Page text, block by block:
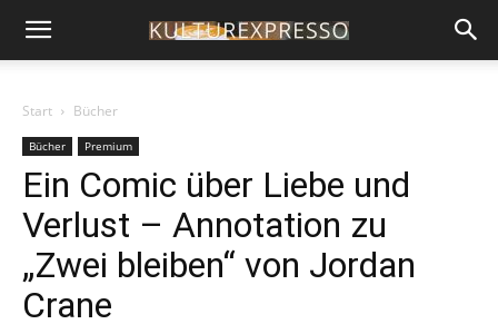
Start Bücher
Bücher Premium
Ein Comic über Liebe und
Verlust – Annotation zu
„Zwei bleiben“ von Jordan
Crane